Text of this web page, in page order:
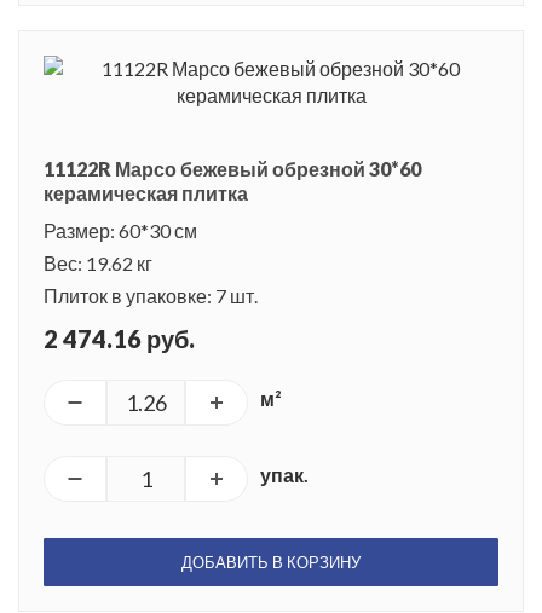
11122R Марсо бежевый обрезной 30*60
керамическая плитка
Размер: 60*30 см
Вес: 19.62 кг
Плиток в упаковке: 7 шт.
2 474.16 руб.
м²
упак.
ДОБАВИТЬ В КОРЗИНУ